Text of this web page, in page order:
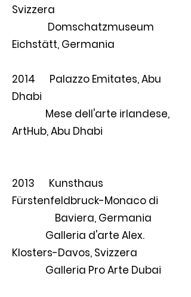
Svizzera
Domschatzmuseum
Eichstätt, Germania
2014 Palazzo Emitates, Abu
Dhabi
Mese dell'arte irlandese,
ArtHub, Abu Dhabi
2013 Kunsthaus
Fürstenfeldbruck-Monaco di
Baviera, Germania
Galleria d'arte Alex.
Klosters-Davos, Svizzera
Galleria Pro Arte Dubai